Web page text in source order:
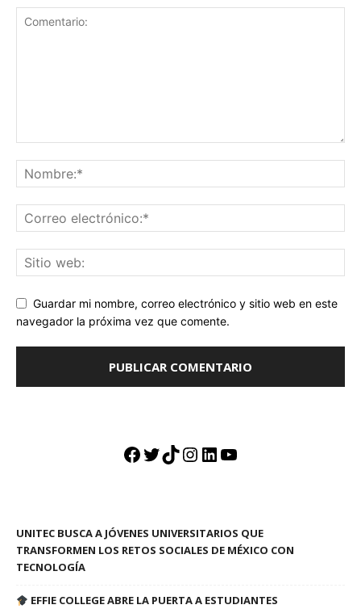
Guardar mi nombre, correo electrónico y sitio web en este
navegador la próxima vez que comente.
Facebook
Twitter
TikTok
Instagram
LinkedIn
YouTube
UNITEC BUSCA A JÓVENES UNIVERSITARIOS QUE
TRANSFORMEN LOS RETOS SOCIALES DE MÉXICO CON
TECNOLOGÍA
EFFIE COLLEGE ABRE LA PUERTA A ESTUDIANTES